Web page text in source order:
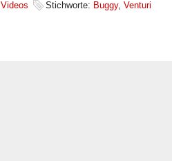
Videos Stichworte: Buggy, Venturi